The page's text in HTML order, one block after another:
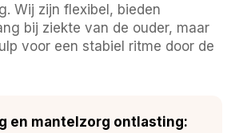
Wij zijn flexibel, bieden
bij ziekte van de ouder, maar
voor een stabiel ritme door de
en mantelzorg ontlasting: